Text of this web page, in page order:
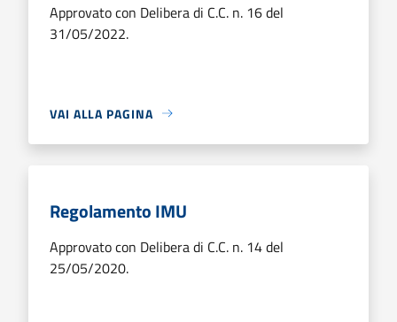
Approvato con Delibera di C.C. n. 16 del
31/05/2022.
VAI ALLA PAGINA
Regolamento IMU
Approvato con Delibera di C.C. n. 14 del
25/05/2020.